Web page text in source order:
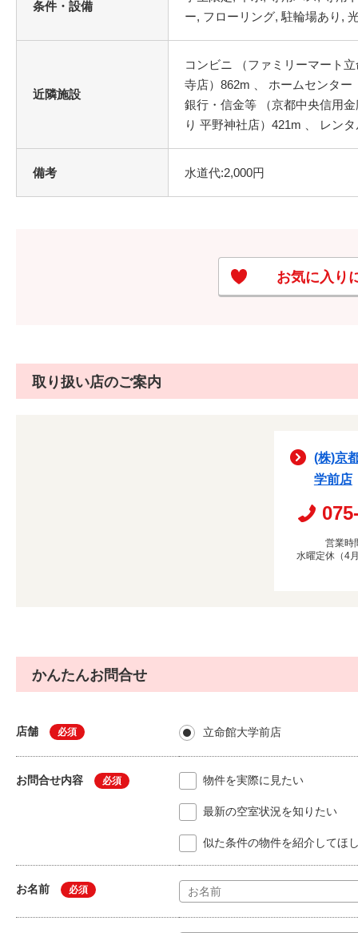
条件・設備
近隣施設
コンビニ （ファミリーマート
寺店）862m 、 ホームセンタ
銀行・信金等 （京都中央信用
り 平野神社店）421m 、 レン
備考 水道代:2,000円
お気に入り
取り扱い店のご案内
(株)京
学前店
営業時
水曜定休（4
かんたんお問合せ
店舗 必須 立命館大学前店
お問合せ内容 必須 物件を実際に見たい
最新の空室状況を知りたい
似た条件の物件を紹介してほ
お名前 必須